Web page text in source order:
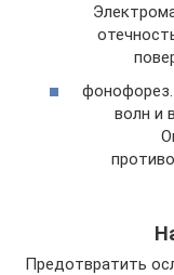
фонофорез.
волн и
Предотвратить